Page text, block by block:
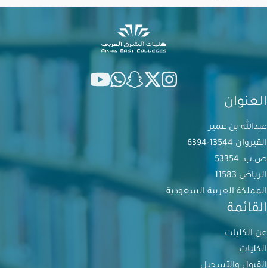
العنوان
عبدالله بن عمير
القيروان 13544-6394
ص.ب. 53354
الرياض 11583
المملكة العربية السعودية
القائمة
عن الكليات
الكليات